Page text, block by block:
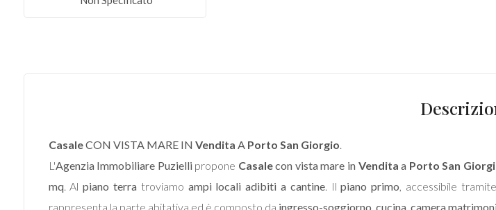
CasaleCON VISTA MARE IN Vendita A Porto San Giorgio.
L'Agenzia Immobiliare Puzielli propone Casalecon vista mare in Vendita a Porto San
mq. Alpiano terratroviamo ampi locali adibiti a cantine. Ilpiano primo, accessibile tramite
rappresenta la parte abitativa ed è composto da ingresso-soggiorno, cucina, camera